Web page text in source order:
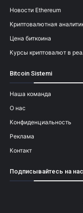
Новости Ethereum
Криптовалютная
Цена биткоина
Курсы криптовалют в
Bitcoin Sistemi
Наша команда
О нас
Конфиденциальность
Реклама
Контакт
Подписывайтесь на нас